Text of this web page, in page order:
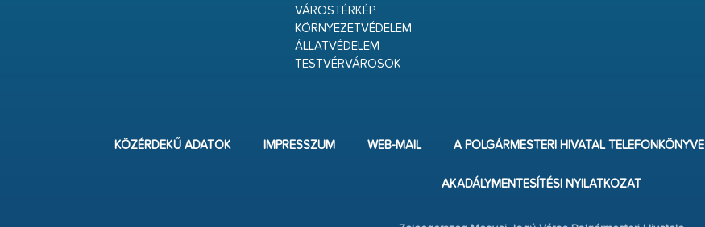
VÁROSTÉRKÉP
KÖRNYEZETVÉDELEM
ÁLLATVÉDELEM
TESTVÉRVÁROSOK
KÖZÉRDEKŰ ADATOK IMPRESSZUM WEB-MAIL A POLGÁRMESTERI HIVATAL TELEFONKÖNYVE
AKADÁLYMENTESÍTÉSI NYILATKOZAT